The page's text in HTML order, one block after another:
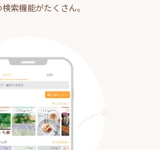
索機能がたくさん。